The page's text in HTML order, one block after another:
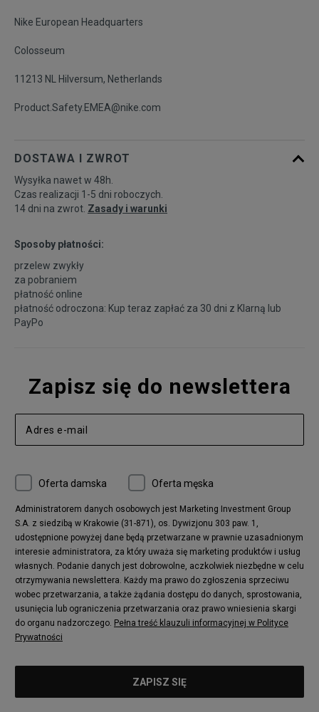
Nike European Headquarters
Colosseum
11213 NL Hilversum, Netherlands
Product.Safety.EMEA@nike.com
DOSTAWA I ZWROT
Wysyłka nawet w 48h.
Czas realizacji 1-5 dni roboczych.
14 dni na zwrot. Zasady i warunki
Sposoby płatności:
przelew zwykły
za pobraniem
płatność online
płatność odroczona: Kup teraz zapłać za 30 dni z Klarną lub
PayPo
Zapisz się do newslettera
Oferta damska Oferta męska
Administratorem danych osobowych jest Marketing Investment Group
S.A. z siedzibą w Krakowie (31-871), os. Dywizjonu 303 paw. 1,
udostępnione powyżej dane będą przetwarzane w prawnie uzasadnionym
interesie administratora, za który uważa się marketing produktów i usług
własnych. Podanie danych jest dobrowolne, aczkolwiek niezbędne w celu
otrzymywania newslettera. Każdy ma prawo do zgłoszenia sprzeciwu
wobec przetwarzania, a także żądania dostępu do danych, sprostowania,
usunięcia lub ograniczenia przetwarzania oraz prawo wniesienia skargi
do organu nadzorczego. Pełna treść klauzuli informacyjnej w Polityce
Prywatności